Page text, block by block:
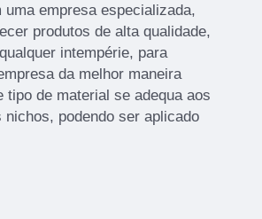
uma empresa especializada,
produtos de alta qualidade,
intempérie, para
da melhor maneira
tipo de material se adequa aos
nichos, podendo ser aplicado